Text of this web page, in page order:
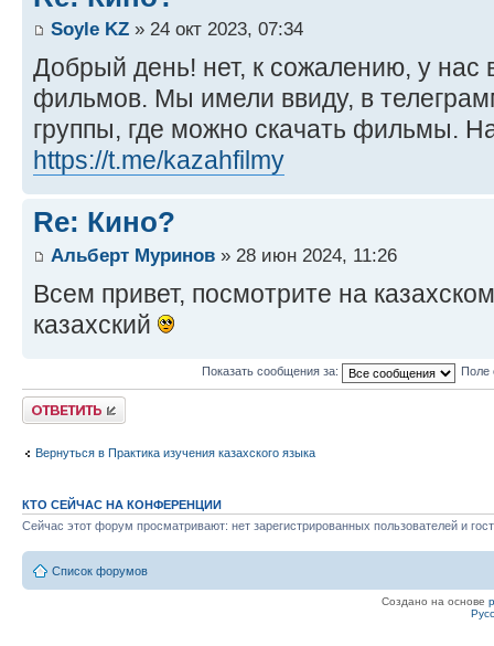
Soyle KZ » 24 окт 2023, 07:34
Добрый день! нет, к сожалению, у нас
фильмов. Мы имели ввиду, в
группы, где можно скачать фильмы.
https://t.me/kazahfilmy
Re: Кино?
Альберт Муринов » 28 июн 2024, 11:26
Всем привет, посмотрите на
казахский
Показать сообщения за: Поле
Ответить
Вернуться в Практика изучения казахского языка
КТО СЕЙЧАС НА КОНФЕРЕНЦИИ
Сейчас этот форум просматривают: нет зарегистрированных пользователей и
Список форумов
Создано на основе